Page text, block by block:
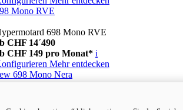
Mono RVE
698 Mono RVE
CHF 14´490
CHF 149 pro Monat* i
Mehr entdecken
698 Mono Nera
CHF 13´990